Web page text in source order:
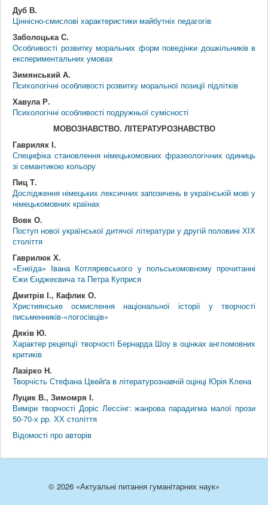
Дуб В.
Ціннісно-смислові характеристики майбутніх педагогів
Заболоцька С.
Особливості розвитку моральних форм поведінки дошкільників в
експериментальних умовах
Зимянський А.
Психологічні особливості розвитку моральної позиції підлітків
Хавула Р.
Психологічні особливості подружньої сумісності
МОВОЗНАВСТВО. ЛІТЕРАТУРОЗНАВСТВО
Гавриляк І.
Специфіка становлення німецькомовних фразеологічних одиниць
зі семантикою кольору
Пиц Т.
Дослідження німецьких лексичних запозичень в українській мові у
німецькомовних країнах
Вовк О.
Поступ нової української дитячої літератури у другій половині ХІХ
століття
Гаврилюк Х.
«Енеїда» Івана Котляревського у польськомовному прочитанні
Єжи Єнджеєвича та Петра Куприся
Дмитрів І., Кафлик О.
Християнське осмислення національної історії у творчості
письменників-«логосівців»
Дяків Ю.
Характер рецепції творчості Бернарда Шоу в оцінках англомовних
критиків
Лазірко Н.
Творчість Стефана Цвeйґа в літературознавчій оцінці Юрія Клена
Луцик В., Зимомря І.
Виміри творчості Доріс Лессінг: жанрова парадигма малої прози
50-70-х рр. ХХ століття
Відомості про авторів
© 2026 «Актуальні питання гуманітарних наук»